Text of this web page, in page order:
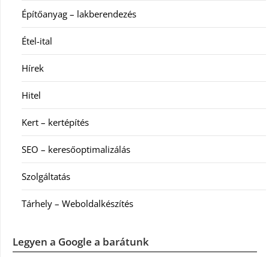
Építőanyag – lakberendezés
Étel-ital
Hírek
Hitel
Kert – kertépítés
SEO – keresőoptimalizálás
Szolgáltatás
Tárhely – Weboldalkészítés
Legyen a Google a barátunk